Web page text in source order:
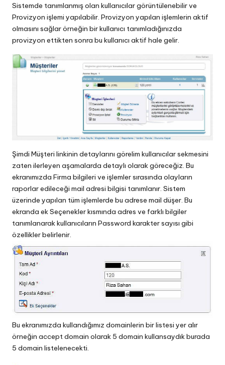
Sistemde tanımlanmış olan kullanıcılar görüntülenebilir ve
Provizyon işlemi yapılabilir. Provizyon yapılan işlemlerin aktif
olmasını sağlar örneğin bir kullanıcı tanımladığınızda
provizyon ettikten sonra bu kullanıcı aktif hale gelir.
Şimdi Müşteri linkinin detaylarını görelim kullanıcılar sekmesini
zaten ilerleyen aşamalarda detaylı olarak göreceğiz. Bu
ekranımızda Firma bilgileri ve işlemler sırasında olayların
raporlar edileceği mail adresi bilgisi tanımlanır. Sistem
üzerinde yapılan tüm işlemlerde bu adrese mail düşer. Bu
ekranda ek Seçenekler kısmında adres ve farklı bilgiler
tanımlanarak kullanıcıların Password karakter sayısı gibi
özellikler belirlenir.
Bu ekranımızda kullandığımız domainlerin bir listesi yer alır
örneğin accept domain olarak 5 domain kullansaydık burada
5 domain listelenecekti.